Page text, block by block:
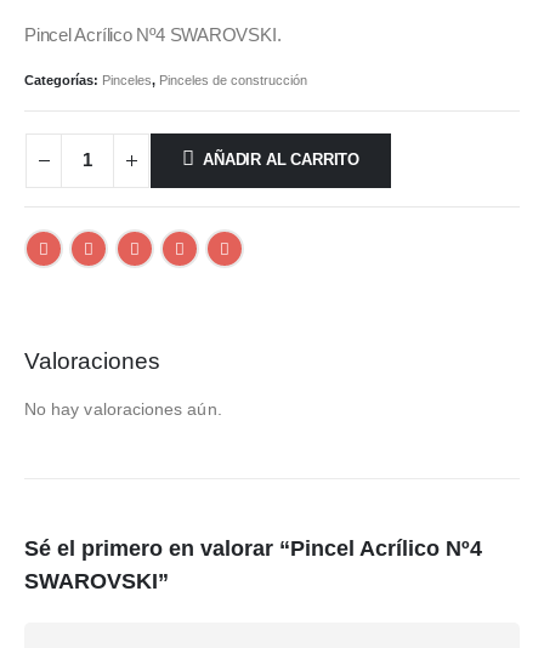
Pincel Acrílico Nº4 SWAROVSKI.
Categorías: Pinceles, Pinceles de construcción
AÑADIR AL CARRITO
Valoraciones
No hay valoraciones aún.
Sé el primero en valorar “Pincel Acrílico Nº4
SWAROVSKI”